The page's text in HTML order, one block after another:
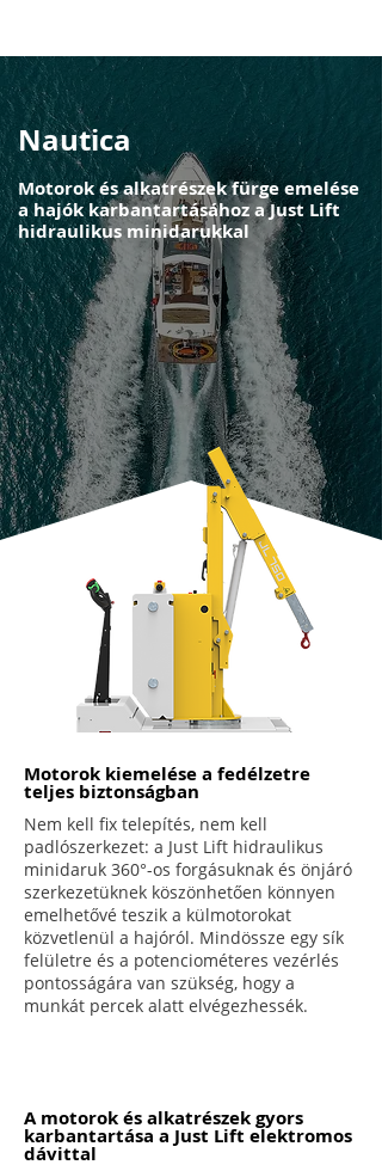
Nautica
Motorok és alkatrészek fürge emelése
a hajók karbantartásához a Just Lift
hidraulikus minidarukkal
Motorok kiemelése a fedélzetre
teljes biztonságban
Nem kell fix telepítés, nem kell
padlószerkezet: a Just Lift hidraulikus
minidaruk 360°-os forgásuknak és önjáró
szerkezetüknek köszönhetően könnyen
emelhetővé teszik a külmotorokat
közvetlenül a hajóról. Mindössze egy sík
felületre és a potenciométeres vezérlés
pontosságára van szükség, hogy a
munkát percek alatt elvégezhessék.
A motorok és alkatrészek gyors
karbantartása a Just Lift elektromos
dávittal